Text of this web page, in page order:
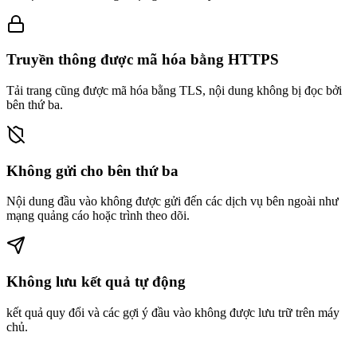
Truyền thông được mã hóa bằng HTTPS
Tải trang cũng được mã hóa bằng TLS, nội dung không bị đọc bởi
bên thứ ba.
Không gửi cho bên thứ ba
Nội dung đầu vào không được gửi đến các dịch vụ bên ngoài như
mạng quảng cáo hoặc trình theo dõi.
Không lưu kết quả tự động
kết quả quy đổi và các gợi ý đầu vào không được lưu trữ trên máy
chủ.